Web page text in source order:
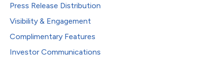
Press Release Distribution
Visibility & Engagement
Complimentary Features
Investor Communications